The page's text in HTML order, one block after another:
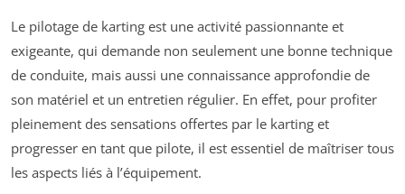
Le pilotage de karting est une activité passionnante et
exigeante, qui demande non seulement une bonne technique
de conduite, mais aussi une connaissance approfondie de
son matériel et un entretien régulier. En effet, pour profiter
pleinement des sensations offertes par le karting et
progresser en tant que pilote, il est essentiel de maîtriser tous
les aspects liés à l’équipement.